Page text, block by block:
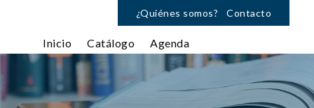
¿Quiénes somos? Contacto
Inicio Catálogo Agenda